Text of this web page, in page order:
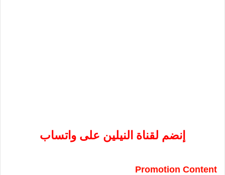
إنضم لقناة النيلين على واتساب
Promotion Content